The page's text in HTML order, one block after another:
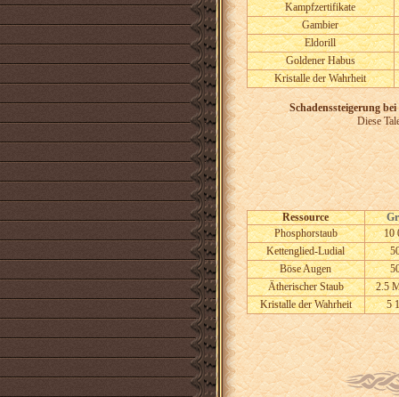
Kampfzertifikate
Gambier
Eldorill
Goldener Habus
Kristalle der Wahrheit
Schadenssteigerung
Diese
Ressource
Phosphorstaub
10
Kettenglied-Ludial
Böse Augen
Ätherischer Staub
2.5
Kristalle der Wahrheit
5